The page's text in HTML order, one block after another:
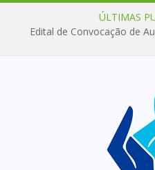
ÚLTIMAS
Edital de Convocação de